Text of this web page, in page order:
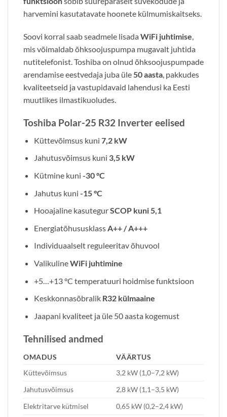
harvemini kasutatavate hoonete külmumiskaitseks.
Soovi korral saab seadmele lisada WiFi juhtimise,
mis võimaldab õhksoojuspumpa mugavalt juhtida
nutitelefonist. Toshiba on olnud õhksoojuspumpade
arendamise eestvedaja juba üle50 aasta, pakkudes
kvaliteetseid ja vastupidavaid lahendusi ka Eesti
muutlikes ilmastikuoludes.
Toshiba Polar-25 R32 Inverter eelised
Küttevõimsus kuni 7,2 kW
Jahutusvõimsus kuni 3,5 kW
Kütmine kuni -30 °C
Jahutus kuni -15 °C
Hooajaline kasutegurSCOP kuni 5,1
Energiatõhususklass A++ / A+++
Individuaalselt reguleeritav õhuvool
ValikulineWiFi juhtimine
+5…+13 °C temperatuuri hoidmise funktsioon
Keskkonnasõbralik R32 külmaaine
Jaapani kvaliteet ja üle 50 aasta kogemust
Tehnilised andmed
OMADUS
VÄÄRTUS
Küttevõimsus
3,2 kW (1,0–7,2 kW)
Jahutusvõimsus
2,8 kW (1,1–3,5 kW)
Elektritarve kütmisel
0,65 kW (0,2–2,4 kW)